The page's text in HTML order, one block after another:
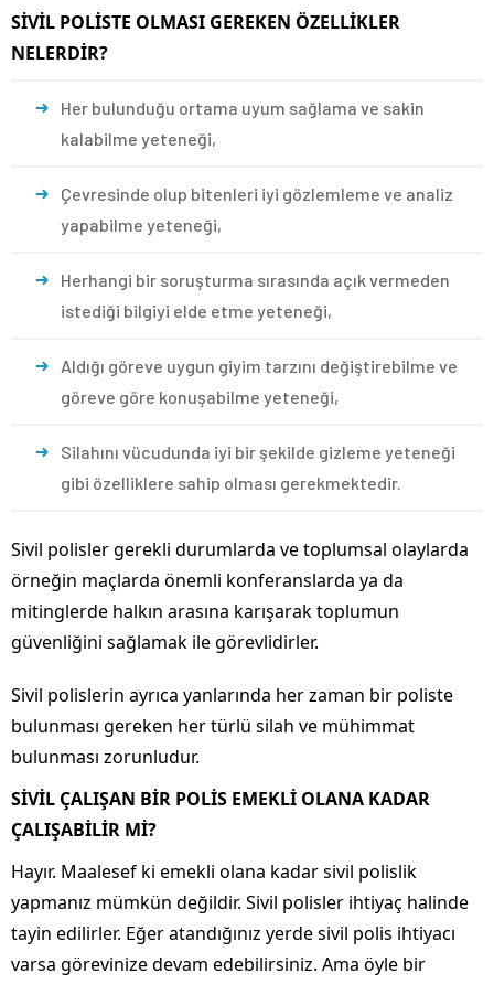
SİVİL POLİSTE OLMASI GEREKEN ÖZELLİKLER
NELERDİR?
Her bulunduğu ortama uyum sağlama ve sakin
kalabilme yeteneği,
Çevresinde olup bitenleri iyi gözlemleme ve analiz
yapabilme yeteneği,
Herhangi bir soruşturma sırasında açık vermeden
istediği bilgiyi elde etme yeteneği,
Aldığı göreve uygun giyim tarzını değiştirebilme ve
göreve göre konuşabilme yeteneği,
Silahını vücudunda iyi bir şekilde gizleme yeteneği
gibi özelliklere sahip olması gerekmektedir.
Sivil polisler gerekli durumlarda ve toplumsal olaylarda
örneğin maçlarda önemli konferanslarda ya da
mitinglerde halkın arasına karışarak toplumun
güvenliğini sağlamak ile görevlidirler.
Sivil polislerin ayrıca yanlarında her zaman bir poliste
bulunması gereken her türlü silah ve mühimmat
bulunması zorunludur.
SİVİL ÇALIŞAN BİR POLİS EMEKLİ OLANA KADAR
ÇALIŞABİLİR Mİ?
Hayır. Maalesef ki emekli olana kadar sivil polislik
yapmanız mümkün değildir. Sivil polisler ihtiyaç halinde
tayin edilirler. Eğer atandığınız yerde sivil polis ihtiyacı
varsa görevinize devam edebilirsiniz. Ama öyle bir